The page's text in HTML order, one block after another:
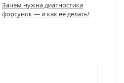
Зачем нужна диагностика
форсунок — и как ее делать!